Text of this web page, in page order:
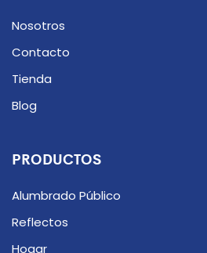
Nosotros
Contacto
Tienda
Blog
PRODUCTOS
Alumbrado Público
Reflectos
Hogar